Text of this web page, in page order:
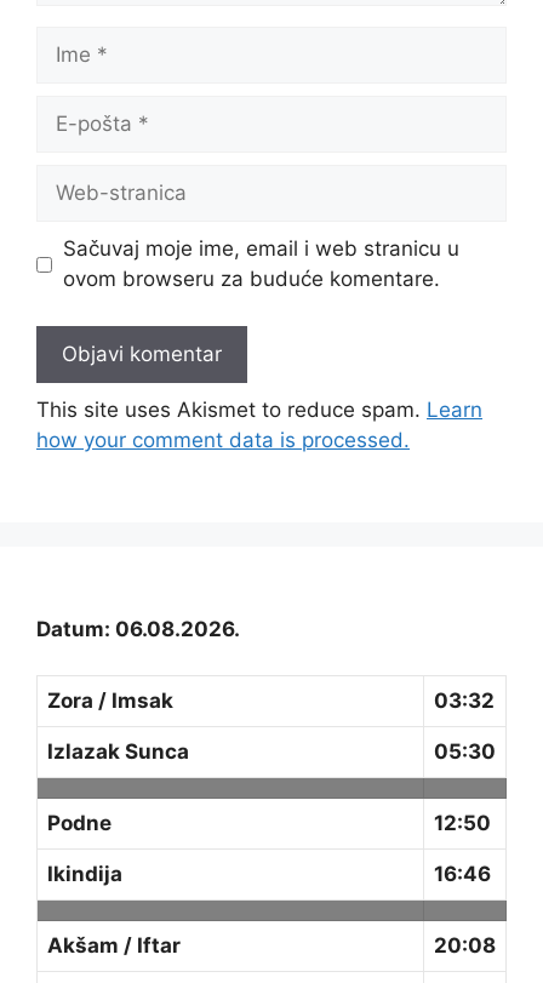
Ime
pošta
Web-
Sačuvaj moje ime, email i web stranicu u
ovom browseru za buduće komentare.
This site uses Akismet to reduce spam. Learn
how your comment data is processed.
Datum: 06.08.2026.
Zora / Imsak 03:32
Izlazak Sunca 05:30
Podne 12:50
Ikindija 16:46
Akšam / Iftar 20:08